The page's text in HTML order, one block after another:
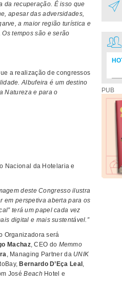
da recuperação. É isso que
apesar das adversidades,
a maior região turística e
tempos são e serão
a realização de congressos
Albufeira é um destino
Natureza e para o
Nacional da Hotelaria e
deste Congresso ilustra
em perspetiva aberta para os
terá um papel cada vez
digital e mais sustentável.”
Organizadora será
Machaz, CEO do Memmo
, Managing Partner da UNIK
Bernardo D’Eça Leal ,
JoséBeach Hotel e
PUB